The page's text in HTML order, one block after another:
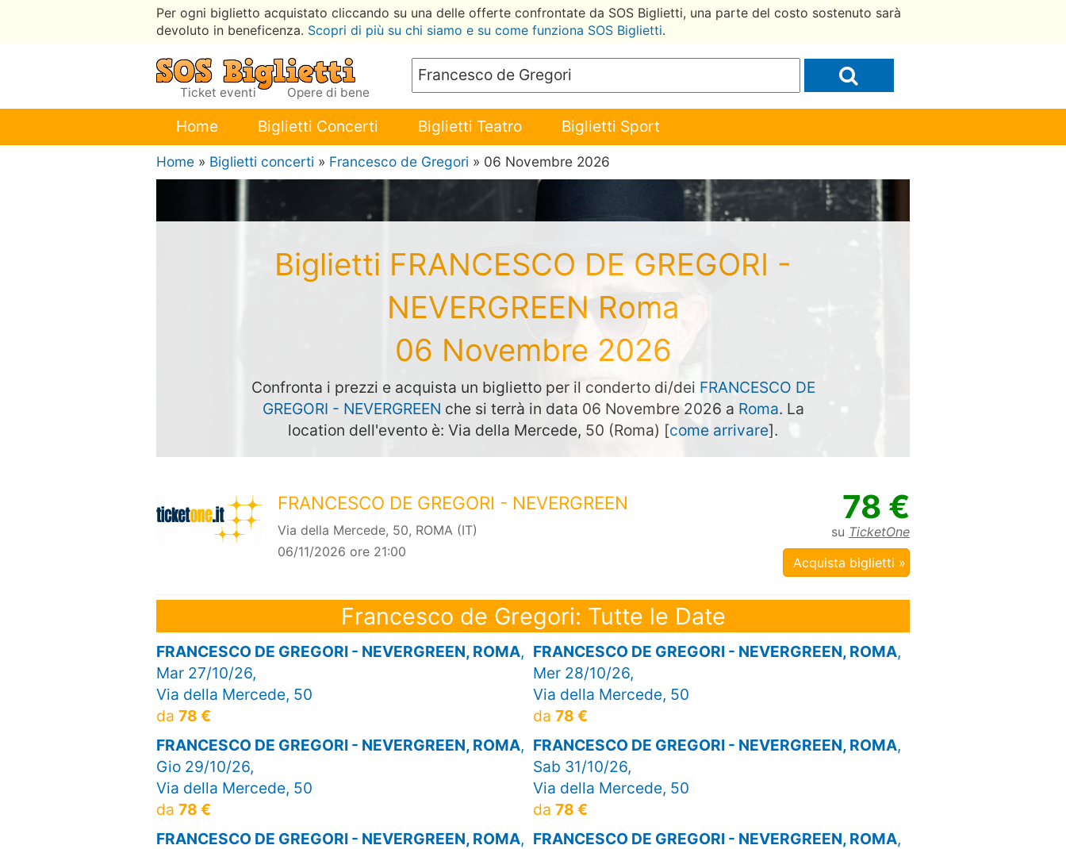
Per ogni biglietto acquistato cliccando su una delle offerte confrontate da SOS Biglietti, una parte del costo sostenuto sarà
devoluto in beneficenza. Scopri di più su chi siamo e su come funziona SOS Biglietti.
Ticket eventi Opere di bene
Home Biglietti Concerti Biglietti Teatro Biglietti Sport
Home » Biglietti concerti » Francesco de Gregori » 06 Novembre 2026
Biglietti FRANCESCO DE GREGORI -
NEVERGREEN Roma
06 Novembre 2026
Confronta i prezzi e acquista un biglietto per il conderto di/dei FRANCESCO DE
GREGORI - NEVERGREEN che si terrà in data 06 Novembre 2026 a Roma. La
location dell'evento è: Via della Mercede, 50 (Roma) [come arrivare].
FRANCESCO DE GREGORI - NEVERGREEN
Via della Mercede, 50, ROMA (IT)
06/11/2026 ore 21:00
78 €
su TicketOne
Acquista biglietti »
Francesco de Gregori: Tutte le Date
FRANCESCO DE GREGORI - NEVERGREEN, ROMA,
Mar 27/10/26,
Via della Mercede, 50
da 78 €
FRANCESCO DE GREGORI - NEVERGREEN, ROMA,
Mer 28/10/26,
Via della Mercede, 50
da 78 €
FRANCESCO DE GREGORI - NEVERGREEN, ROMA,
Gio 29/10/26,
Via della Mercede, 50
da 78 €
FRANCESCO DE GREGORI - NEVERGREEN, ROMA,
Sab 31/10/26,
Via della Mercede, 50
da 78 €
FRANCESCO DE GREGORI - NEVERGREEN, ROMA, FRANCESCO DE GREGORI - NEVERGREEN, ROMA,